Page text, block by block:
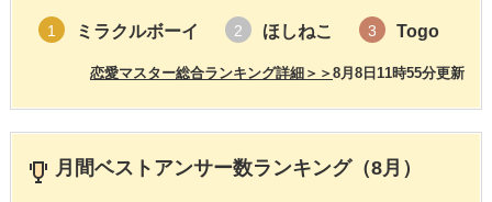
1 ミラクルボーイ 2 ほしねこ 3 Togo
8月8日11時55分更新
恋愛マスター総合ランキング詳細＞＞
月間ベストアンサー数ランキング（8月）